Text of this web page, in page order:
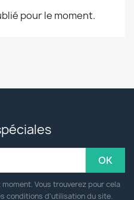
pour le moment.
Vous trouverez pour cela
conditions d'utilisation du site.